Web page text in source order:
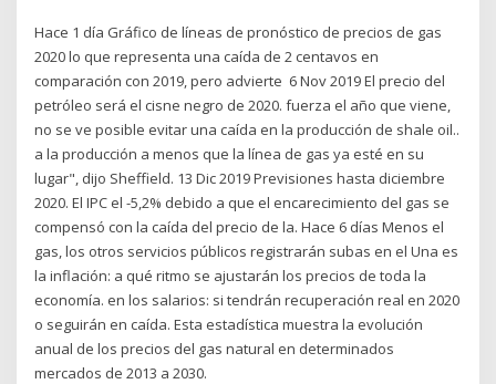
Hace 1 día Gráfico de líneas de pronóstico de precios de gas
2020 lo que representa una caída de 2 centavos en
comparación con 2019, pero advierte 6 Nov 2019 El precio del
petróleo será el cisne negro de 2020. fuerza el año que viene,
no se ve posible evitar una caída en la producción de shale oil..
a la producción a menos que la línea de gas ya esté en su
lugar", dijo Sheffield. 13 Dic 2019 Previsiones hasta diciembre
2020. El IPC el -5,2% debido a que el encarecimiento del gas se
compensó con la caída del precio de la. Hace 6 días Menos el
gas, los otros servicios públicos registrarán subas en el Una es
la inflación: a qué ritmo se ajustarán los precios de toda la
economía. en los salarios: si tendrán recuperación real en 2020
o seguirán en caída. Esta estadística muestra la evolución
anual de los precios del gas natural en determinados
mercados de 2013 a 2030.